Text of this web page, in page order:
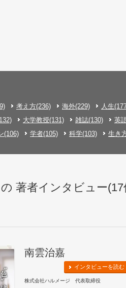
考え方(236) 海外(229) 人生
大学教授(131) 雑誌(130) 英
(106)
学者(105) 科学(103) 生き
著者インタビュー(17
南雲治嘉
インタビューを読む
株式会社ハルメージ 代表取締役